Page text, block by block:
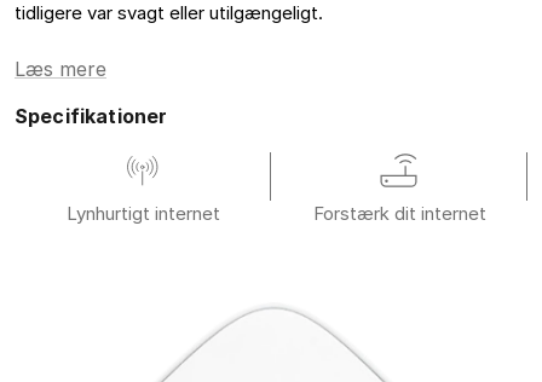
tidligere var svagt eller utilgængeligt.
Læs mere
Specifikationer
Lynhurtigt internet Forstærk dit internet